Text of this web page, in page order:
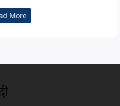
More